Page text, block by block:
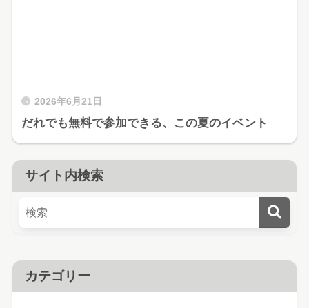
2026年6月21日
だれでも無料で参加できる、この夏のイベント
サイト内検索
カテゴリー